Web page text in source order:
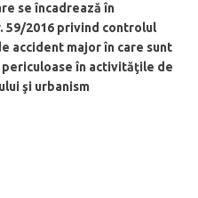
se încadrează în
59/2016 privind controlul
accident major în care sunt
în activităţile de
şi urbanism